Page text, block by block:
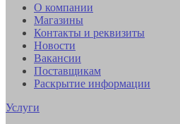
О компании
Магазины
Контакты и реквизиты
Новости
Вакансии
Поставщикам
Раскрытие информации
Услуги